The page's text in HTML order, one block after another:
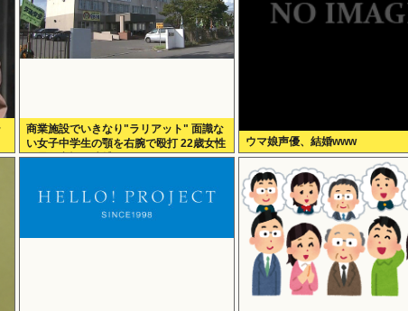
商業施設でいきなり"ラリアット" 面識な
い女子中学生の顎を右腕で殴打 22歳女性
を暴行容疑で逮捕
ウマ娘声優、結婚www